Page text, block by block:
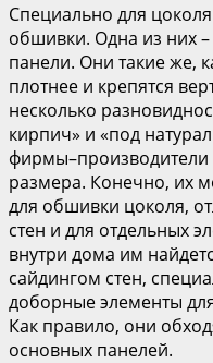
Специально для
обшивки. Одна из них
панели. Они такие же,
плотнее и крепятся
несколько
кирпич» и «под
фирмы–производители
размера. Конечно, их
для обшивки цоколя,
стен и для отдельных
внутри дома им
сайдингом стен,
доборные элементы
Как правило, они
основных панелей.